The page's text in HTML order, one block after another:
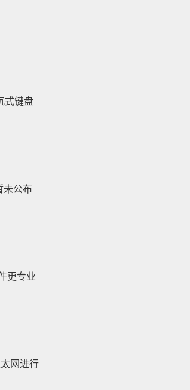
式键盘
未公布
更专业
网进行